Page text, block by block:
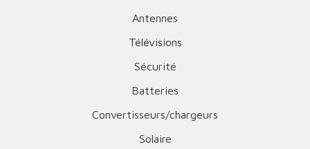
Antennes
Télévisions
Sécurité
Batteries
Convertisseurs/chargeurs
Solaire